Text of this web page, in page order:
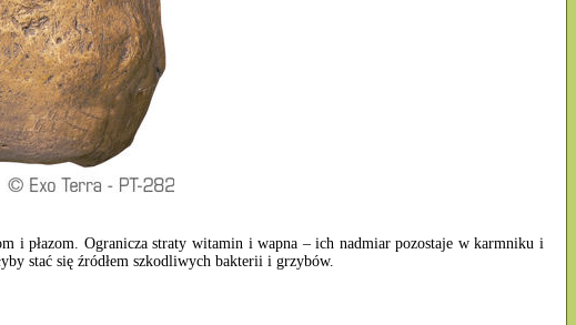
i płazom. Ogranicza straty witamin i wapna – ich nadmiar pozostaje w karmniku i
stać się źródłem szkodliwych bakterii i grzybów.